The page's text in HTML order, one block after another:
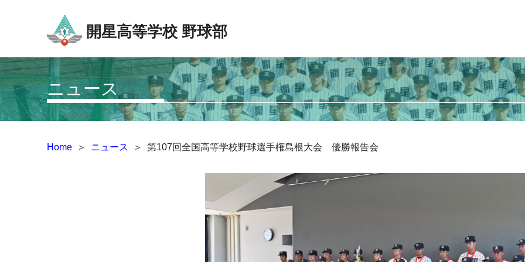
開星高等学校 野球部
ニュース
Home ＞ ニュース ＞ 第107回全国高等学校野球選手権島根大会 優勝報告会